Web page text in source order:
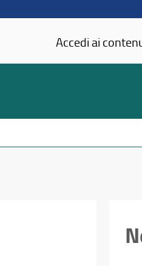
Accedi ai